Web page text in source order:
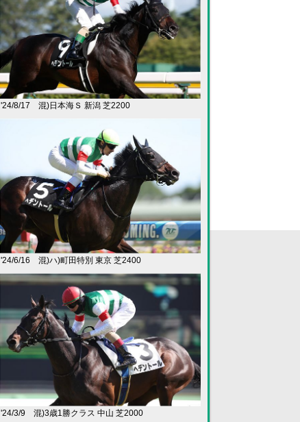
'24/8/17 混)日本海Ｓ 新潟 芝2200
'24/6/16 混)ハ)町田特別 東京 芝2400
'24/3/9 混)3歳1勝クラス 中山 芝2000
入会案内
新規入会・出資の手順
カタログ請求
出資と分配
会費等お支払い方法
クラブポイント制度
優勝賞品の提供
賞金･見舞金･競走馬保険